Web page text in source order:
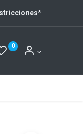
*
0